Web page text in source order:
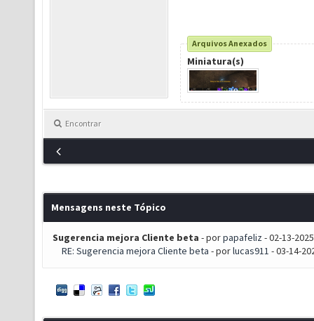
Arquivos Anexados
Miniatura(s)
Encontrar
Mensagens neste Tópico
Sugerencia mejora Cliente beta - porpapafeliz- 02-13-
RE: Sugerencia mejora Cliente beta - porlucas911 - 03-14-